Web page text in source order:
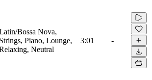
Bossa Nova,
Strings, Piano, Lounge,
Neutral
3:01 -